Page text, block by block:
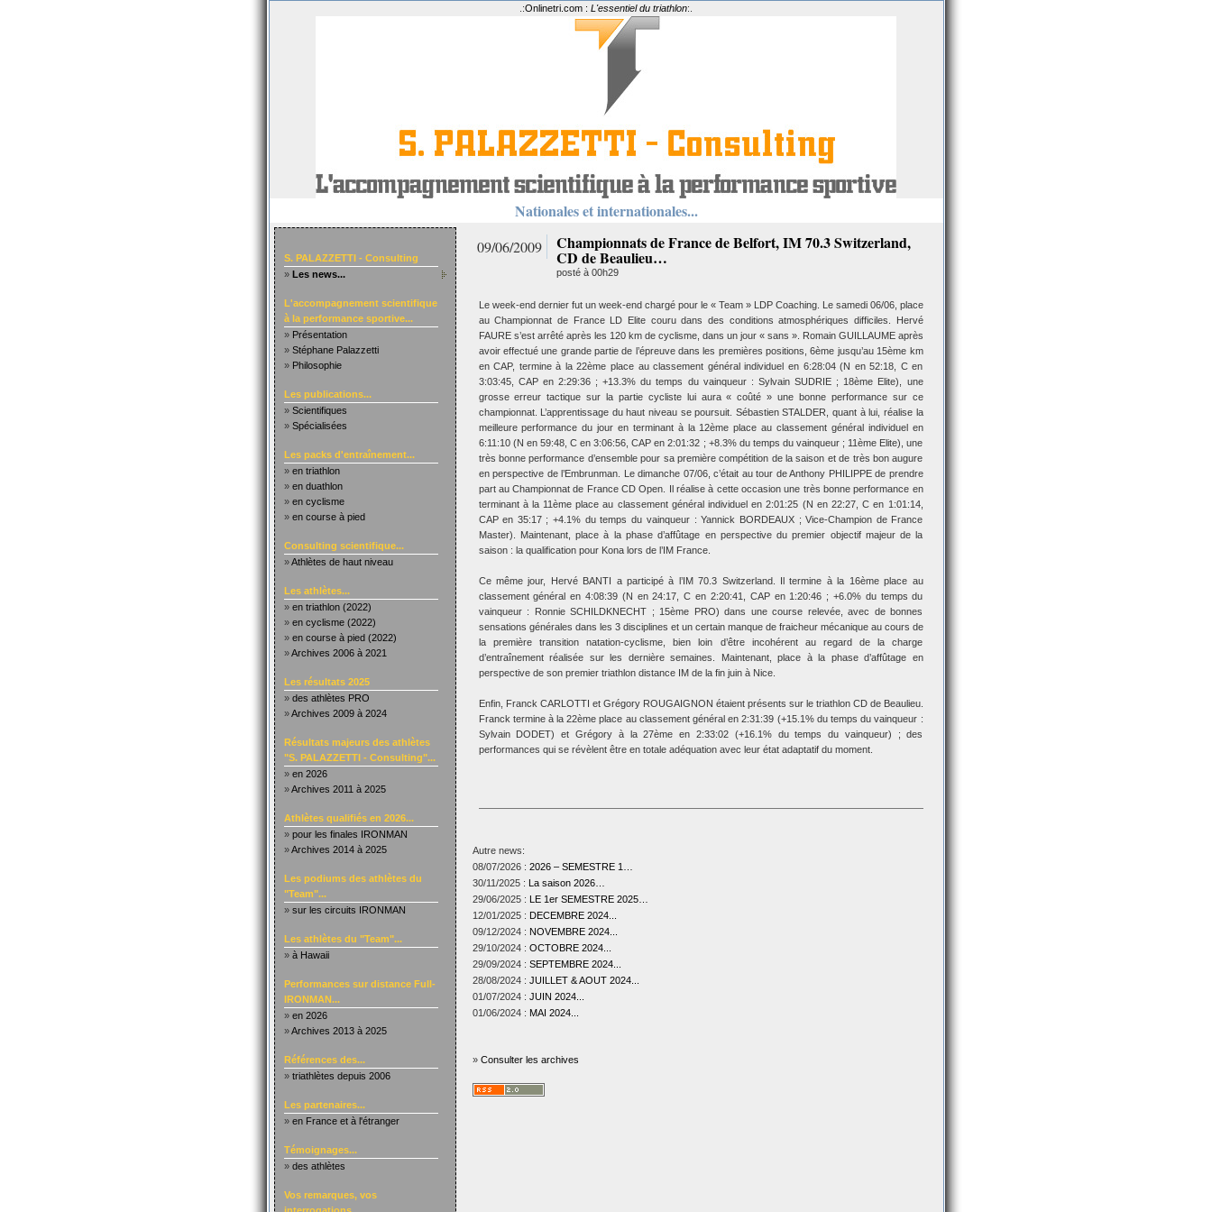
.:Onlinetri.com : L'essentiel du triathlon:.
Nationales et internationales...
S. PALAZZETTI - Consulting
» Les news...
L'accompagnement scientifique
à la performance sportive...
» Présentation
» Stéphane Palazzetti
» Philosophie
Les publications...
» Scientifiques
» Spécialisées
Les packs d'entraînement...
» en triathlon
» en duathlon
» en cyclisme
» en course à pied
Consulting scientifique...
»Athlètes de haut niveau
Les athlètes...
» en triathlon (2022)
» en cyclisme (2022)
» en course à pied (2022)
»Archives 2006 à 2021
Les résultats 2025
» des athlètes PRO
»Archives 2009 à 2024
Résultats majeurs des athlètes
"S. PALAZZETTI - Consulting"...
» en 2026
»Archives 2011 à 2025
Athlètes qualifiés en 2026...
» pour les finales IRONMAN
»Archives 2014 à 2025
Les podiums des athlètes du
"Team"...
» sur les circuits IRONMAN
Les athlètes du "Team"...
» à Hawaii
Performances sur distance Full-
IRONMAN...
» en 2026
»Archives 2013 à 2025
Références des...
» triathlètes depuis 2006
Les partenaires...
» en France et à l'étranger
Témoignages...
» des athlètes
Vos remarques, vos
09/06/2009 Championnats de France de Belfort, IM 70.3 Switzerland,
CD de Beaulieu…
posté à 00h29
Le week-end dernier fut un week-end chargé pour le « Team » LDP Coaching. Le samedi 06/06, place
au Championnat de France LD Elite couru dans des conditions atmosphériques difficiles. Hervé
FAURE s’est arrêté après les 120 km de cyclisme, dans un jour « sans ». Romain GUILLAUME après
avoir effectué une grande partie de l’épreuve dans les premières positions, 6ème jusqu’au 15ème km
en CAP, termine à la 22ème place au classement général individuel en 6:28:04 (N en 52:18, C en
3:03:45, CAP en 2:29:36 ; +13.3% du temps du vainqueur : Sylvain SUDRIE ; 18ème Elite), une
grosse erreur tactique sur la partie cycliste lui aura « coûté » une bonne performance sur ce
championnat. L’apprentissage du haut niveau se poursuit. Sébastien STALDER, quant à lui, réalise la
meilleure performance du jour en terminant à la 12ème place au classement général individuel en
6:11:10 (N en 59:48, C en 3:06:56, CAP en 2:01:32 ; +8.3% du temps du vainqueur ; 11ème Elite), une
très bonne performance d’ensemble pour sa première compétition de la saison et de très bon augure
en perspective de l’Embrunman. Le dimanche 07/06, c’était au tour de Anthony PHILIPPE de prendre
part au Championnat de France CD Open. Il réalise à cette occasion une très bonne performance en
terminant à la 11ème place au classement général individuel en 2:01:25 (N en 22:27, C en 1:01:14,
CAP en 35:17 ; +4.1% du temps du vainqueur : Yannick BORDEAUX ; Vice-Champion de France
Master). Maintenant, place à la phase d’affûtage en perspective du premier objectif majeur de la
saison : la qualification pour Kona lors de l’IM France.
Ce même jour, Hervé BANTI a participé à l’IM 70.3 Switzerland. Il termine à la 16ème place au
classement général en 4:08:39 (N en 24:17, C en 2:20:41, CAP en 1:20:46 ; +6.0% du temps du
vainqueur : Ronnie SCHILDKNECHT ; 15ème PRO) dans une course relevée, avec de bonnes
sensations générales dans les 3 disciplines et un certain manque de fraicheur mécanique au cours de
la première transition natation-cyclisme, bien loin d’être incohérent au regard de la charge
d’entraînement réalisée sur les dernière semaines. Maintenant, place à la phase d’affûtage en
perspective de son premier triathlon distance IM de la fin juin à Nice.
Enfin, Franck CARLOTTI et Grégory ROUGAIGNON étaient présents sur le triathlon CD de Beaulieu.
Franck termine à la 22ème place au classement général en 2:31:39 (+15.1% du temps du vainqueur :
Sylvain DODET) et Grégory à la 27ème en 2:33:02 (+16.1% du temps du vainqueur) ; des
performances qui se révèlent être en totale adéquation avec leur état adaptatif du moment.
Autre news:
08/07/2026 : 2026 – SEMESTRE 1…
30/11/2025 : La saison 2026…
29/06/2025 : LE 1er SEMESTRE 2025…
12/01/2025 : DECEMBRE 2024...
09/12/2024 : NOVEMBRE 2024...
29/10/2024 : OCTOBRE 2024...
29/09/2024 : SEPTEMBRE 2024...
28/08/2024 : JUILLET & AOUT 2024...
01/07/2024 : JUIN 2024...
01/06/2024 : MAI 2024...
» Consulter les archives